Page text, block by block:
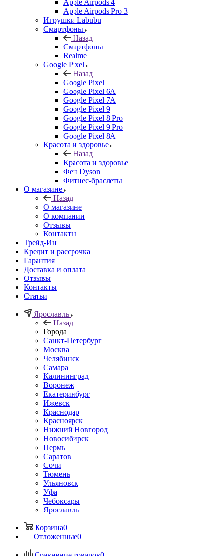
Apple Airpods 4
Apple Airpods Pro 3
Игрушки Labubu
Смартфоны
Назад
Смартфоны
Realme
Google Pixel
Назад
Google Pixel
Google Pixel 6A
Google Pixel 7А
Google Pixel 9
Google Pixel 8 Pro
Google Pixel 9 Pro
Google Pixel 8A
Красота и здоровье
Назад
Красота и здоровье
Фен Dyson
Фитнес-браслеты
О магазине
Назад
О магазине
О компании
Отзывы
Контакты
Трейд-Ин
Кредит и рассрочка
Гарантия
Доставка и оплата
Отзывы
Контакты
Статьи
Ярославль
Назад
Города
Санкт-Петербург
Москва
Челябинск
Самара
Калининград
Воронеж
Екатеринбург
Ижевск
Краснодар
Красноярск
Нижний Новгород
Новосибирск
Пермь
Саратов
Сочи
Тюмень
Ульяновск
Уфа
Чебоксары
Ярославль
Корзина0
Отложенные0